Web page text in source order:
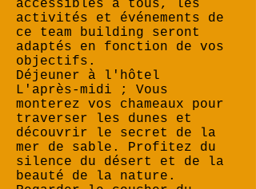
accessibles à tous, les
activités et événements de
ce team building seront
adaptés en fonction de vos
objectifs.
Déjeuner à l'hôtel
L'après-midi ; Vous
monterez vos chameaux pour
traverser les dunes et
découvrir le secret de la
mer de sable. Profitez du
silence du désert et de la
beauté de la nature.